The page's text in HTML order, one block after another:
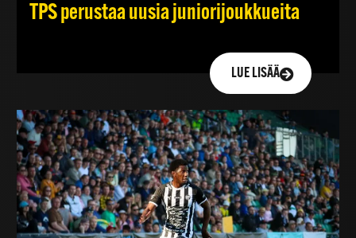
TPS perustaa uusia juniorijoukkueita
LUE LISÄÄ